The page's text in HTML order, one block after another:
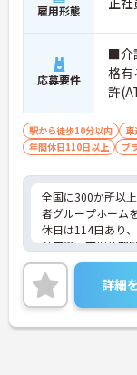
・全施設がバリア
備」により現場
ご利用者様の安全
っても身体的負
保って業務に集中
雇用形態
応募要件
■介
格
許
がい
迎
駅から徒歩10分以内 車
年間休日110日以上
ブ
全国に300か所以
者グループホーム
休日は114日あり
前産後・育児休暇
活躍中で、ワーク
働ける環境が整っ
の受講支援もあり
ト。将来的には管
ャリアアップも目
の職場です。介護
詳細